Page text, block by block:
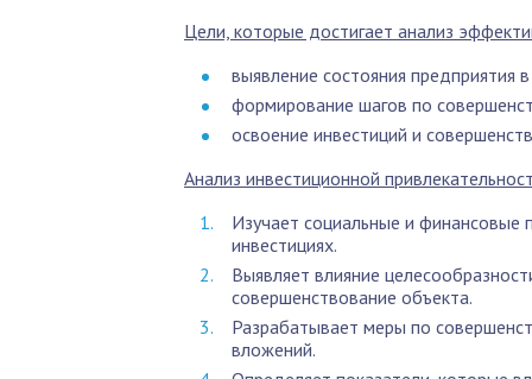
Цели, которые достигает анализ
выявление состояния
формирование шагов по
освоение инвестиций и
Анализ инвестиционной
Изучает социальные и финансовые
инвестициях.
Выявляет влияние
совершенствование объекта.
Разрабатывает меры по
вложений.